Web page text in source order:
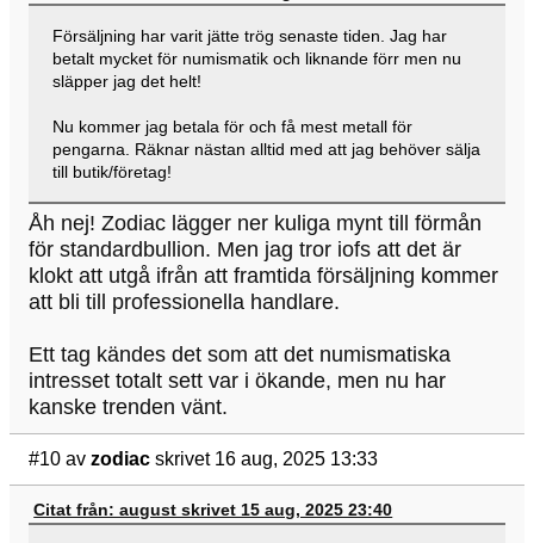
Försäljning har varit jätte trög senaste tiden. Jag har
betalt mycket för numismatik och liknande förr men nu
släpper jag det helt!
Nu kommer jag betala för och få mest metall för
pengarna. Räknar nästan alltid med att jag behöver sälja
till butik/företag!
Åh nej! Zodiac lägger ner kuliga mynt till förmån
för standardbullion. Men jag tror iofs att det är
klokt att utgå ifrån att framtida försäljning kommer
att bli till professionella handlare.
Ett tag kändes det som att det numismatiska
intresset totalt sett var i ökande, men nu har
kanske trenden vänt.
#10 av zodiac skrivet 16 aug, 2025 13:33
Citat från: august skrivet 15 aug, 2025 23:40